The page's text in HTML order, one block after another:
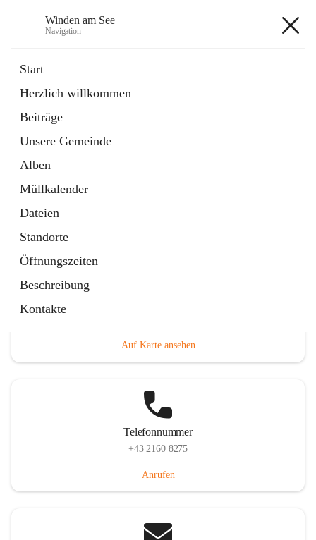
Winden am See
Navigation
Start
Herzlich willkommen
Beiträge
Unsere Gemeinde
Alben
Müllkalender
Dateien
Standorte
Öffnungszeiten
Beschreibung
Kontakte
Externe Webseite
in
Tab
Bebauungsplan
öffnet
in
neuem
Tab
Auf Karte ansehen
Telefonnummer
+43 2160 8275
Anrufen